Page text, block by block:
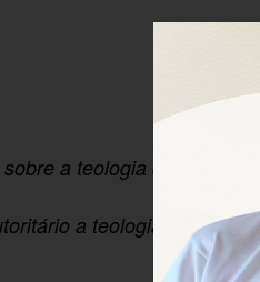
sobre a teologia do poder
a teologia é o poder”